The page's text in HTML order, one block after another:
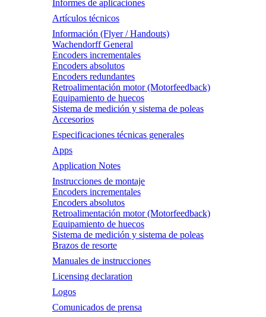
Informes de aplicaciones
Artículos técnicos
Información (Flyer / Handouts)
Wachendorff General
Encoders incrementales
Encoders absolutos
Encoders redundantes
Retroalimentación motor (Motorfeedback)
Equipamiento de huecos
Sistema de medición y sistema de poleas
Accesorios
Especificaciones técnicas generales
Apps
Application Notes
Instrucciones de montaje
Encoders incrementales
Encoders absolutos
Retroalimentación motor (Motorfeedback)
Equipamiento de huecos
Sistema de medición y sistema de poleas
Brazos de resorte
Manuales de instrucciones
Licensing declaration
Logos
Comunicados de prensa